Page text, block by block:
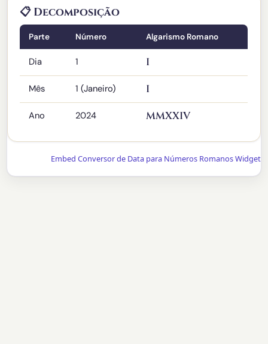
📋 Decomposição
Parte Número Algarismo Romano
Dia 1 I
Mês 1 (Janeiro) I
Ano 2024 MMXXIV
Embed Conversor de Data para Números Romanos Widget